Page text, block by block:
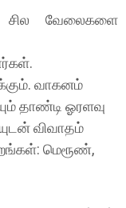
சில வேலைகளை
வாகனம்
தாண்டி ஓரளவு
விவாதம்
மெரூண்,